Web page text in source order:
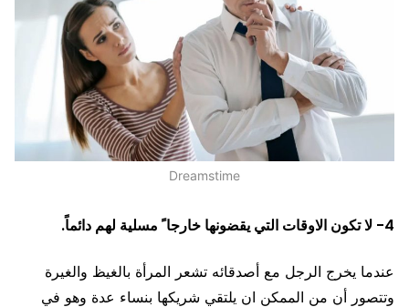
Dreamstime
4- لا تكون الاوقات التي يقضونها خارجا ً مسلية لهم دائماً.
عندما يخرج الرجل مع أصدقائه تشعر المرأة بالغيظ والغيرة
وتتصور أن من الممكن ان يلتقي شريكها بنساء عدة وهو في